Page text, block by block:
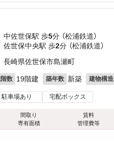
中佐世保駅 歩5分 （松浦鉄道）
佐世保中央駅 歩2分 （松浦鉄道）
長崎県佐世保市島瀬町
数 19階建 築年数 新築 建物構造
駐車場あり 宅配ボックス
間取り
専有面積
賃料
管理費等